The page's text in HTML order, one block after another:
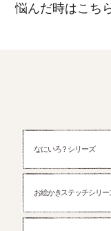
悩んだ時はこち
なにいろ？シリーズ
お絵かきステッチシリー